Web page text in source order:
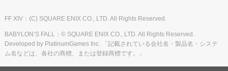
FF XIV：(C) SQUARE ENIX CO., LTD. All Rights Reserved.
BABYLON’S FALL：© SQUARE ENIX CO., LTD. All Rights Reserved.
Developed by PlatinumGames Inc. 「記載されている会社名・製品名・システ
ム名などは、各社の商標、または登録商標です。」